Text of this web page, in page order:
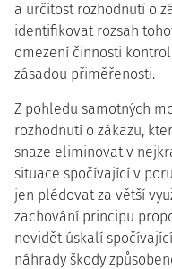
a určitost rozhodnutí o
identifikovat rozsah
omezení činnosti
zásadou přiměřenosti.
Z pohledu samotných
rozhodnutí o zákazu,
snaze eliminovat v
situace spočívající v
jen plédovat za větší
zachování principu
nevidět úskalí
náhrady škody